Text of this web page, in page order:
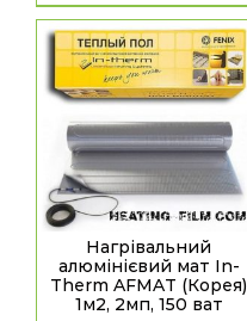
Нагрівальний
алюмінієвий мат In-
Therm AFMAT (Корея)
1м2, 2мп, 150 ват